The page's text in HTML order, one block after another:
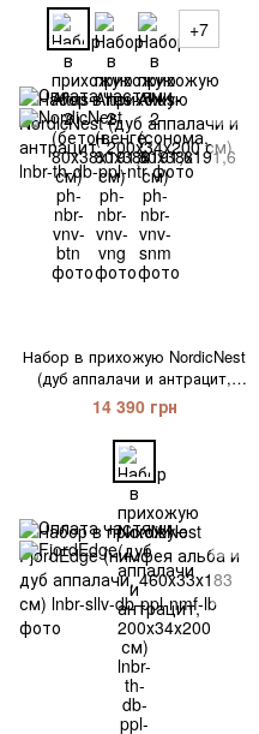
+7
Набор в прихожую NordicNest
(дуб аппалачи и антрацит,
200х34х200 см)
14 390 грн